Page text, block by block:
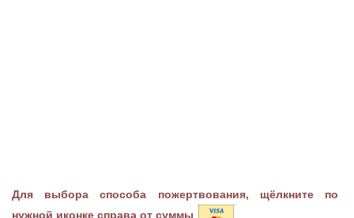
Для выбора способа пожертвования, щёлкните по
нужной иконке справа от суммы